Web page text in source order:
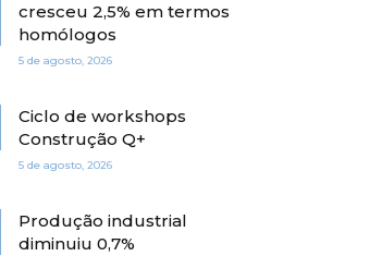
cresceu 2,5% em termos
homólogos
5 de agosto, 2026
Ciclo de workshops
Construção Q+
5 de agosto, 2026
Produção industrial
diminuiu 0,7%